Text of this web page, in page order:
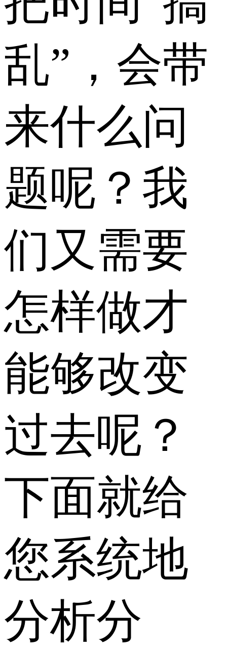
乱”，会带
来什么问
题呢？我
们又需要
怎样做才
能够改变
过去呢？
下面就给
您系统地
分析分